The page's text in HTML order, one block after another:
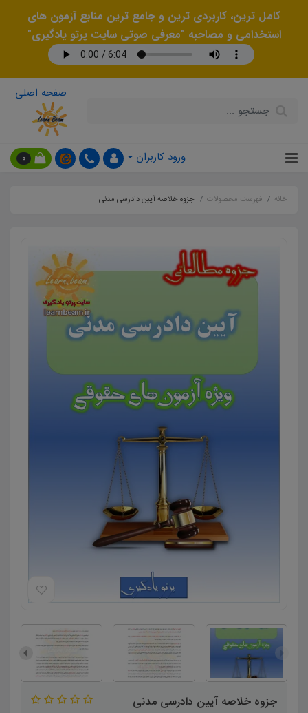
کامل ترین، کاربردی ترین و جامع ترین منابع آزمون های
استخدامی و مصاحبه "معرفی صوتی سایت پرتو یادگیری"
صفحه اصلی
ورود کاربران 0
خانه فهرست محصولات جزوه خلاصه آیین دادرسی مدنی
جزوه خلاصه آیین دادرسی مدنی